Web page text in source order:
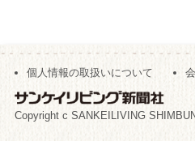
個人情報の取扱いについて
Copyright c SANKEILIVING